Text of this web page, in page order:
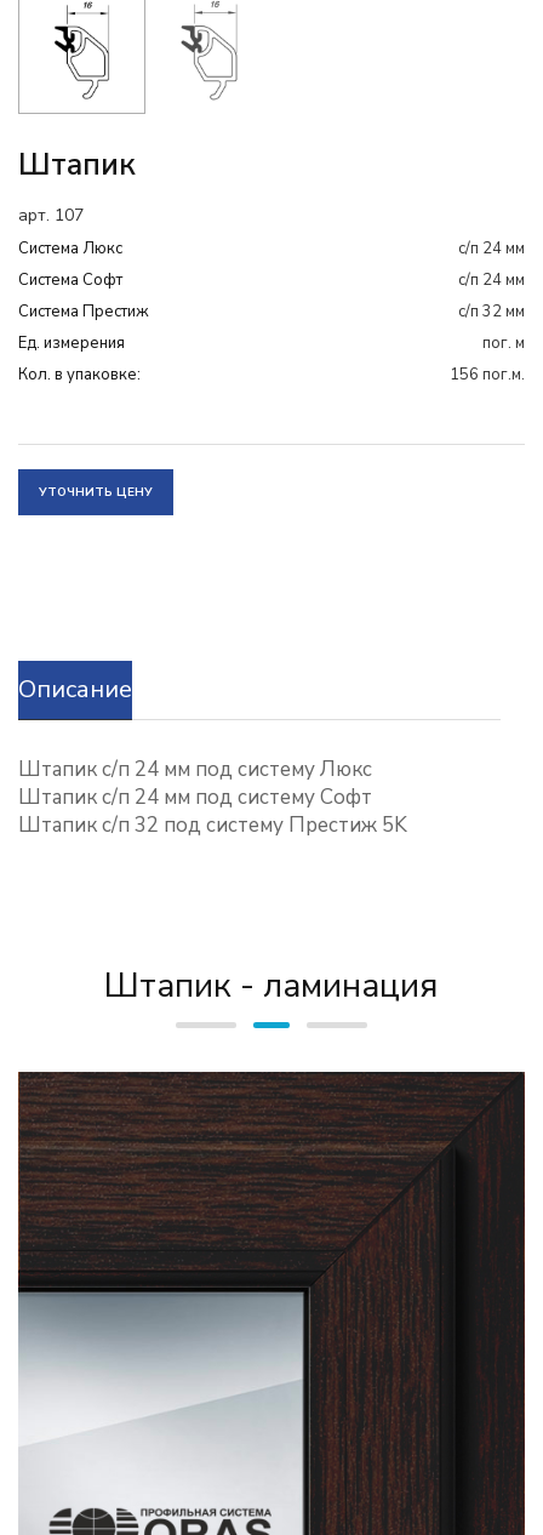
Штапик
арт. 107
Система Люкс
с/п 24 мм
Система Софт
с/п 24 мм
Система Престиж
с/п 32 мм
Ед. измерения
пог. м
Кол. в упаковке:
156 пог.м.
УТОЧНИТЬ ЦЕНУ
Описание
Штапик с/п 24 мм под систему Люкс
Штапик с/п 24 мм под систему Софт
Штапик с/п 32 под систему Престиж 5K
Штапик - ламинация